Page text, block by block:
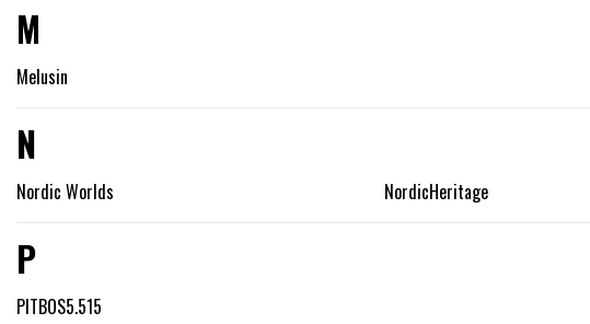
M
Melusin
N
Nordic Worlds NordicHeritage
P
PITBOS5.515